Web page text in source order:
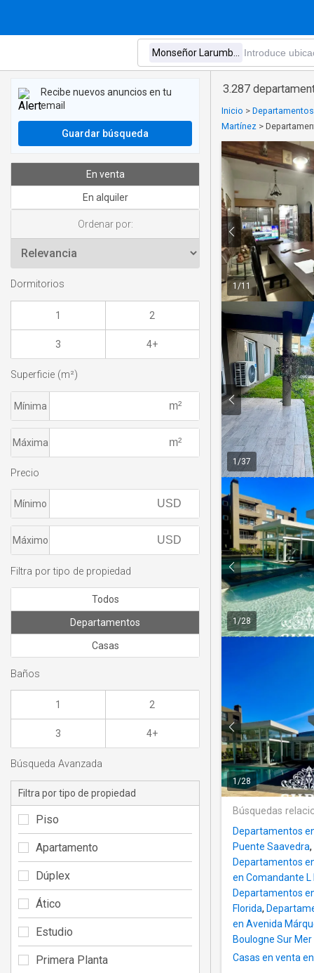
3.287
Inicio >
Martínez >
1 /11
1 /37
1/28
1 /28
Búsquedas
Departamentos
Puente Saavedra,
Departamentos
en Comandante L
Departamentos
Florida,
en Avenida
Boulogne Sur Mer
Casas en venta
Recibe nuevos anuncios en tu
email
Guardar búsqueda
En venta
En alquiler
Ordenar por:
Dormitorios
1 2
3 4+
Superficie (m²)
Mínima
Máxima
Precio
Mínimo
Máximo
Filtra por tipo de propiedad
Todos
Departamentos
Casas
Baños
1 2
3 4+
Búsqueda Avanzada
Filtra por tipo de propiedad
Piso
Apartamento
Dúplex
Ático
Estudio
Primera Planta